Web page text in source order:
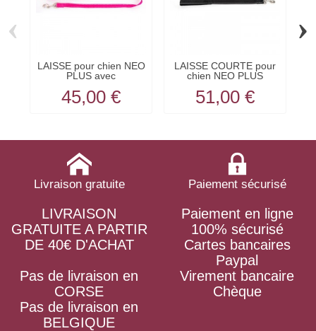
LAISSE pour chien NEO
PLUS avec
45,00 €
LAISSE COURTE pour
chien NEO PLUS
51,00 €
‹ ›
Livraison gratuite
LIVRAISON
GRATUITE A PARTIR
DE 40€ D'ACHAT
Pas de livraison en
CORSE
Pas de livraison en
BELGIQUE
Paiement sécurisé
Paiement en ligne
100% sécurisé
Cartes bancaires
Paypal
Virement bancaire
Chèque